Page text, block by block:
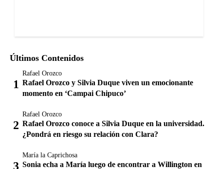
Últimos Contenidos
Rafael Orozco
Rafael Orozco y Silvia Duque viven un emocionante
momento en ‘Campai Chipuco’
Rafael Orozco
Rafael Orozco conoce a Silvia Duque en la universidad.
¿Pondrá en riesgo su relación con Clara?
María la Caprichosa
Sonia echa a María luego de encontrar a Willington en